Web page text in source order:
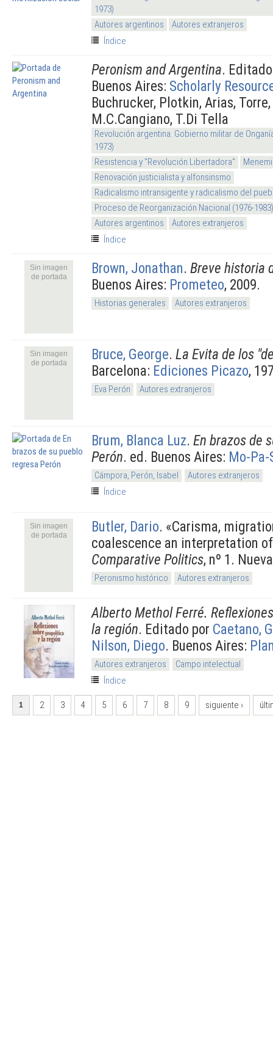
1973)
Autores argentinos
Autores extranjeros
Índice
Peronism and Argentina.
Buenos Aires: Scholarly
Buchrucker, Plotkin, Arias,
M.C.Cangiano, T.Di Tella
Revolución argentina. Gobierno militar de
1973)
Resistencia y "Revolución Libertadora"
Renovación justicialista y alfonsinsmo
Radicalismo intransigente y radicalismo del
Proceso de Reorganización Nacional (1976-1983)
Autores argentinos
Autores extranjeros
Índice
Sin imagen
de portada
Brown, Jonathan. Breve historia
Buenos Aires: Prometeo, 2009.
Historias generales Autores extranjeros
Sin imagen
de portada
Bruce, George. La Evita de los
Barcelona: Ediciones Picazo,
Eva Perón Autores extranjeros
Brum, Blanca Luz. En brazos de
Perón. ed. Buenos Aires: Mo-Pa-
Cámpora, Perón, Isabel
Autores extranjeros
Índice
Sin imagen
de portada
Butler, Dario. «Carisma,
coalescence an interpretation
Comparative Politics, nº 1.
Peronismo histórico Autores extranjeros
Alberto Methol Ferré.
la región. Editado por Caetano,
Nilson, Diego. Buenos Aires:
Autores extranjeros
Campo intelectual
Índice
PÁGINAS
1 2 3 4 5 6 7 8 9 siguiente ›